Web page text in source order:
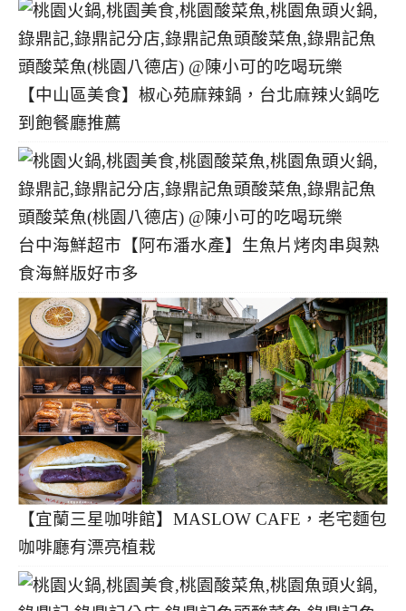
【中山區美食】椒心苑麻辣鍋，台北麻辣火鍋吃
到飽餐廳推薦
台中海鮮超市【阿布潘水產】生魚片烤肉串與熟
食海鮮版好市多
【宜蘭三星咖啡館】MASLOW CAFE，老宅麵包
咖啡廳有漂亮植栽